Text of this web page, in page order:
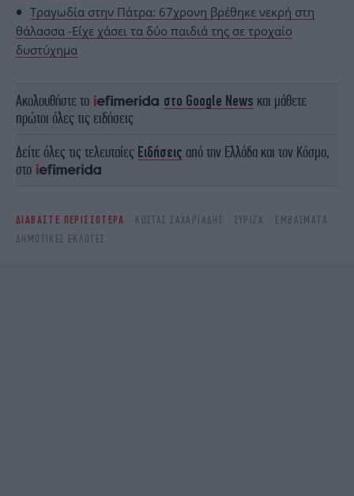
Τραγωδία στην Πάτρα: 67χρονη βρέθηκε νεκρή στη
θάλασσα -Είχε χάσει τα δύο παιδιά της σε τροχαίο
δυστύχημα
Ακολουθήστε το στο Google News και μάθετε
πρώτοι όλες τις ειδήσεις
Δείτε όλες τις τελευταίες Ειδήσεις από την Ελλάδα και τον Κόσμο,
στο
ΔΙΑΒΑΣΤΕ ΠΕΡΙΣΣΟΤΕΡΑ ΚΏΣΤΑΣ ΖΑΧΑΡΙΆΔΗΣ ΣΥΡΙΖΑ
ΕΜΒΆΣΜΑΤΑ
ΔΗΜΟΤΙΚΈΣ ΕΚΛΟΓΈΣ